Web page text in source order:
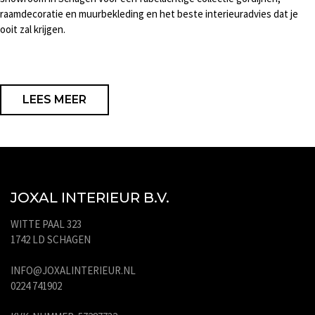
raamdecoratie en muurbekleding en het beste interieuradvies dat je
ooit zal krijgen.
LEES MEER
JOXAL INTERIEUR B.V.
WITTE PAAL 323
1742 LD SCHAGEN
INFO@JOXALINTERIEUR.NL
0224 741902